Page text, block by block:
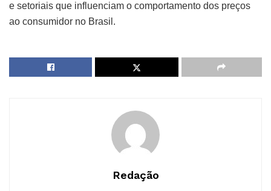
e setoriais que influenciam o comportamento dos preços
ao consumidor no Brasil.
Redação